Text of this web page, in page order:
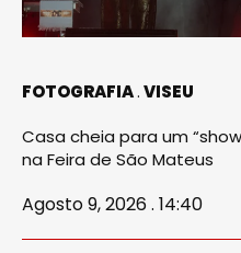
FOTOGRAFIA VISEU
Casa cheia para um
na Feira de São Mateus
Agosto 9, 2026 . 14:40